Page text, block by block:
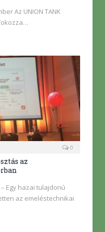
Az UNION TANK
fokozza…
0
az
Egy hazai tulajdonú
az emeléstechnikai